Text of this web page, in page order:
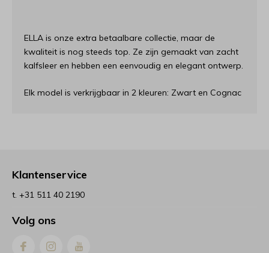
ELLA is onze extra betaalbare collectie, maar de
kwaliteit is nog steeds top. Ze zijn gemaakt van zacht
kalfsleer en hebben een eenvoudig en elegant ontwerp.
Elk model is verkrijgbaar in 2 kleuren: Zwart en Cognac
Klantenservice
t. +31 511 40 2190
Volg ons